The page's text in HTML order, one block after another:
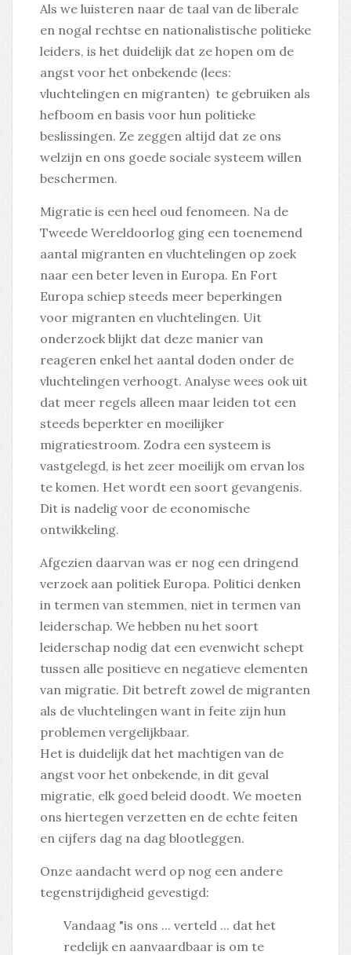
Als we luisteren naar de taal van de liberale
en nogal rechtse en nationalistische politieke
leiders, is het duidelijk dat ze hopen om de
angst voor het onbekende (lees:
vluchtelingen en migranten) te gebruiken als
hefboom en basis voor hun politieke
beslissingen. Ze zeggen altijd dat ze ons
welzijn en ons goede sociale systeem willen
beschermen.
Migratie is een heel oud fenomeen. Na de
Tweede Wereldoorlog ging een toenemend
aantal migranten en vluchtelingen op zoek
naar een beter leven in Europa. En Fort
Europa schiep steeds meer beperkingen
voor migranten en vluchtelingen. Uit
onderzoek blijkt dat deze manier van
reageren enkel het aantal doden onder de
vluchtelingen verhoogt. Analyse wees ook uit
dat meer regels alleen maar leiden tot een
steeds beperkter en moeilijker
migratiestroom. Zodra een systeem is
vastgelegd, is het zeer moeilijk om ervan los
te komen. Het wordt een soort gevangenis.
Dit is nadelig voor de economische
ontwikkeling.
Afgezien daarvan was er nog een dringend
verzoek aan politiek Europa. Politici denken
in termen van stemmen, niet in termen van
leiderschap. We hebben nu het soort
leiderschap nodig dat een evenwicht schept
tussen alle positieve en negatieve elementen
van migratie. Dit betreft zowel de migranten
als de vluchtelingen want in feite zijn hun
problemen vergelijkbaar.
Het is duidelijk dat het machtigen van de
angst voor het onbekende, in dit geval
migratie, elk goed beleid doodt. We moeten
ons hiertegen verzetten en de echte feiten
en cijfers dag na dag blootleggen.
Onze aandacht werd op nog een andere
tegenstrijdigheid gevestigd:
Vandaag "is ons ... verteld ... dat het
redelijk en aanvaardbaar is om te